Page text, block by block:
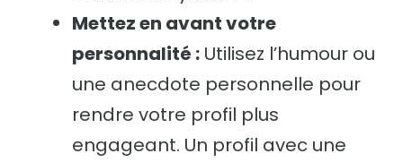
Mettez en avant votre
personnalité : Utilisez l’humour ou
une anecdote personnelle pour
rendre votre profil plus
engageant. Un profil avec une